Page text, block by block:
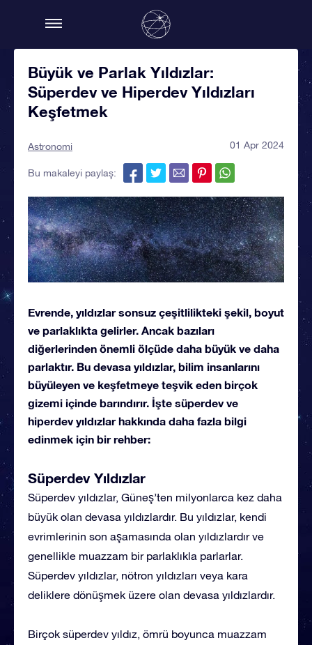
Büyük ve Parlak Yıldızlar:
Süperdev ve Hiperdev Yıldızları
Keşfetmek
Astronomi 01 Apr 2024
Bu makaleyi paylaş:
Evrende, yıldızlar sonsuz çeşitlilikteki şekil, boyut
ve parlaklıkta gelirler. Ancak bazıları
diğerlerinden önemli ölçüde daha büyük ve daha
parlaktır. Bu devasa yıldızlar, bilim insanlarını
büyüleyen ve keşfetmeye teşvik eden birçok
gizemi içinde barındırır. İşte süperdev ve
hiperdev yıldızlar hakkında daha fazla bilgi
edinmek için bir rehber:
Süperdev Yıldızlar
Süperdev yıldızlar, Güneş’ten milyonlarca kez daha
büyük olan devasa yıldızlardır. Bu yıldızlar, kendi
evrimlerinin son aşamasında olan yıldızlardır ve
genellikle muazzam bir parlaklıkla parlarlar.
Süperdev yıldızlar, nötron yıldızları veya kara
deliklere dönüşmek üzere olan devasa yıldızlardır.
Birçok süperdev yıldız, ömrü boyunca muazzam